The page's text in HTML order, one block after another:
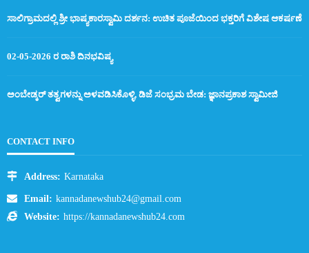
ಸಾಲಿಗ್ರಾಮದಲ್ಲಿ ಶ್ರೀ ಭಾಷ್ಯಕಾರಸ್ವಾಮಿ ದರ್ಶನ: ಉಚಿತ ಪೂಜೆಯಿಂದ ಭಕ್ತರಿಗೆ ವಿಶೇಷ ಆಕರ್ಷಣೆ
02-05-2026 ರ ರಾಶಿ ದಿನಭವಿಷ್ಯ
ಅಂಬೇಡ್ಕರ್ ತತ್ವಗಳನ್ನು ಅಳವಡಿಸಿಕೊಳ್ಳಿ, ಡಿಜೆ ಸಂಭ್ರಮ ಬೇಡ: ಜ್ಞಾನಪ್ರಕಾಶ ಸ್ವಾಮೀಜಿ
CONTACT INFO
Address: Karnataka
Email: kannadanewshub24@gmail.com
Website: https://kannadanewshub24.com